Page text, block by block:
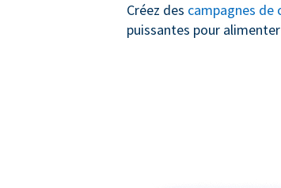
Créez des campagnes de
puissantes pour